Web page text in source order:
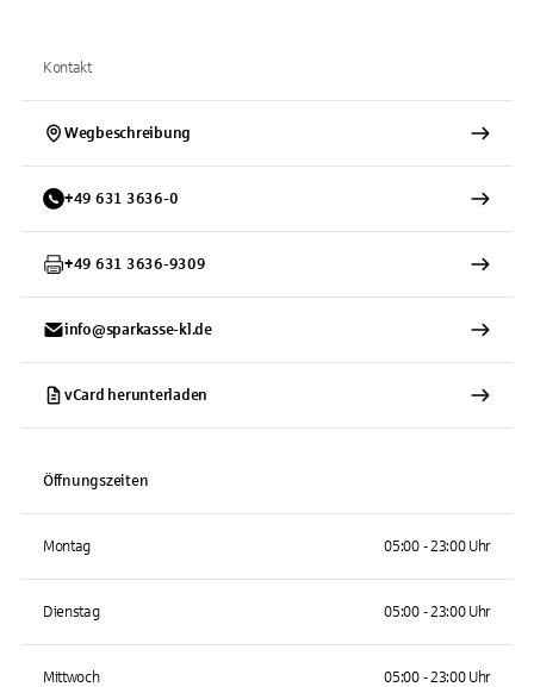
Kontakt
Wegbeschreibung
+49 631 3636-0
+49 631 3636-9309
info@sparkasse-kl.de
vCard herunterladen
Öffnungszeiten
Montag 05:00 - 23:00 Uhr
Dienstag 05:00 - 23:00 Uhr
Mittwoch 05:00 - 23:00 Uhr